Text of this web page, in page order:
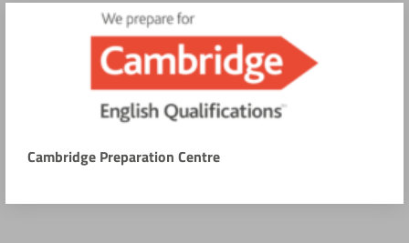
Cambridge Preparation Centre